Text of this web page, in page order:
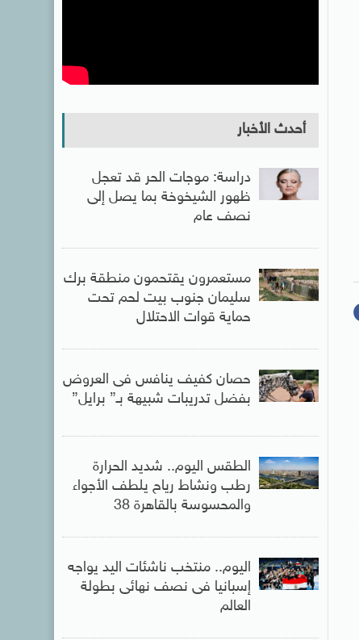
أحدث الأخبار
دراسة: موجات الحر قد تعجل
ظهور الشيخوخة بما يصل إلى
نصف عام
مستعمرون يقتحمون منطقة برك
سليمان جنوب بيت لحم تحت
حماية قوات الاحتلال
حصان كفيف ينافس فى العروض
بفضل تدريبات شبيهة بـ” برايل”
الطقس اليوم.. شديد الحرارة
رطب ونشاط رياح يلطف الأجواء
والمحسوسة بالقاهرة 38
اليوم.. منتخب ناشئات اليد يواجه
إسبانيا فى نصف نهائى بطولة
العالم